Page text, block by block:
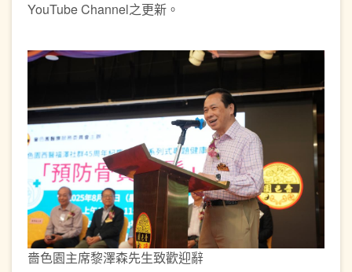
YouTube Channel之更新。
嗇色園主席黎澤森先生致歡迎辭